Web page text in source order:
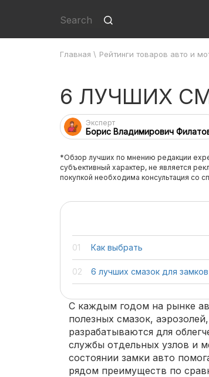
Главная \ Рейтинги товаров авто и
6 ЛУЧШИХ
Эксперт
Борис Владимирович
*Обзор лучших по мнению редакции
субъективный характер, не является
покупкой необходима консультация со
Как выбрать
6 лучших смазок для
С каждым годом на рынке
полезных смазок,
разрабатываются для
службы отдельных узлов и
состоянии замки авто
рядом преимуществ по